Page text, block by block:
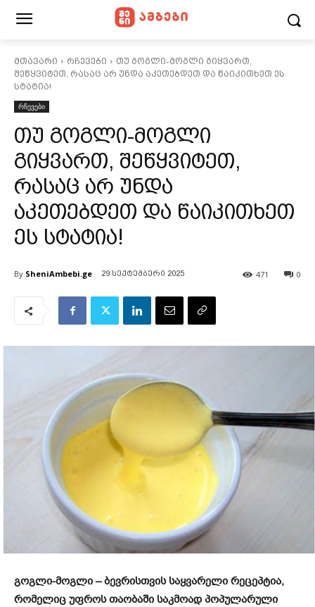
მთავარი რჩევები
თუ გოგლი-მოგლი გიყვართ,
შეწყვიტეთ, რასაც არ უნდა აკეთებდეთ და წაიკითხეთ ეს
სტატია!
რჩევები
თუ გოგლი-მოგლი
გიყვართ, შეწყვიტეთ,
რასაც არ უნდა
აკეთებდეთ და წაიკითხეთ
ეს სტატია!
By SheniAmbebi.ge 29 სექტემბერი 2025 0
471
გოგლი-მოგლი – ბევრისთვის საყვარელი რეცეპტია,
რომელიც უფროს თაობაში საკმოად პოპულარული